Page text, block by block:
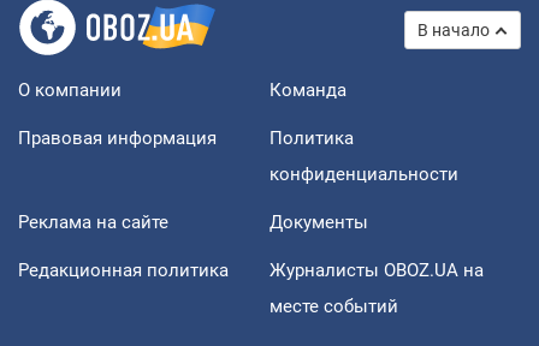
В начало
О компании Команда
Правовая информация
Политика
конфиденциальности
Реклама на сайте Документы
Редакционная политика
Журналисты OBOZ.UA на
месте событий